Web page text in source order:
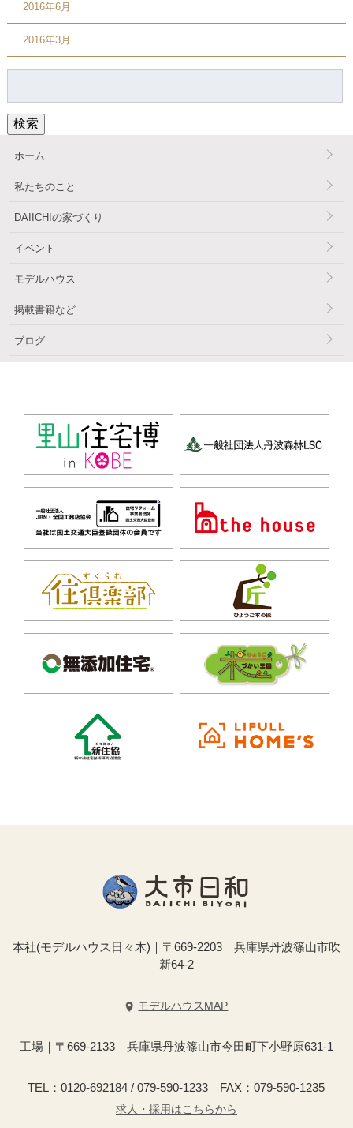
2016年6月
2016年3月
検索
ホーム
私たちのこと
DAIICHIの家づくり
イベント
モデルハウス
掲載書籍など
ブログ
本社(モデルハウス日々木)｜〒669-2203 兵庫県丹波篠山市吹
新64-2
モデルハウスMAP
工場｜〒669-2133 兵庫県丹波篠山市今田町下小野原631-1
TEL：0120-692184 / 079-590-1233 FAX：079-590-1235
求人・採用はこちらから